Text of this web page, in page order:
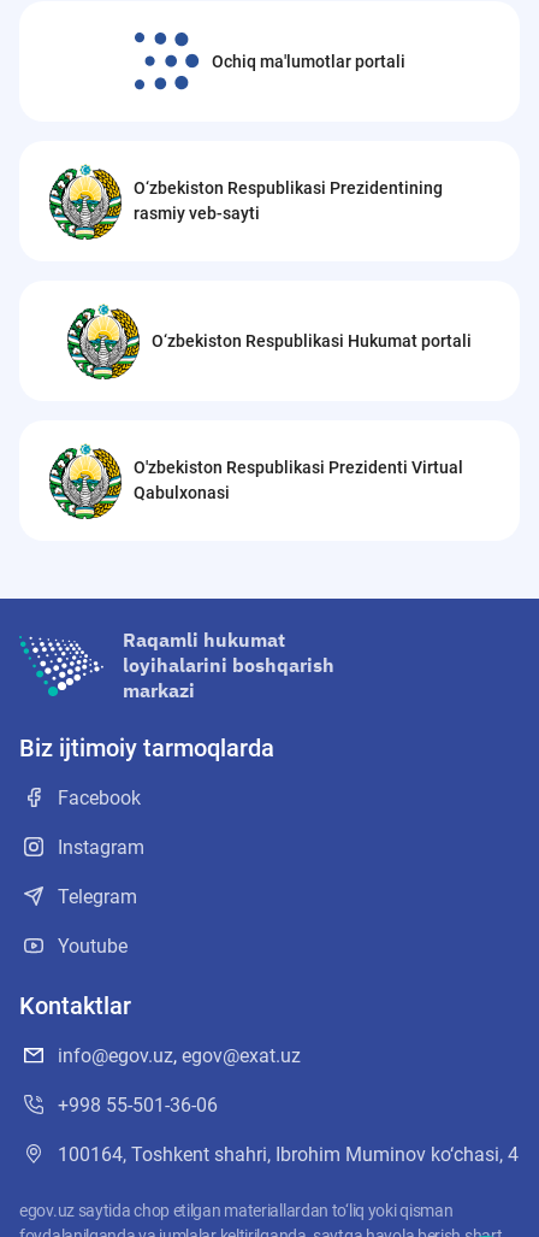
Ochiq ma'lumotlar portali
O‘zbekiston Respublikasi Prezidentining
rasmiy veb-sayti
O‘zbekiston Respublikasi Hukumat portali
O'zbekiston Respublikasi Prezidenti Virtual
Qabulxonasi
Raqamli hukumat
loyihalarini boshqarish
markazi
Biz ijtimoiy tarmoqlarda
Facebook
Instagram
Telegram
Youtube
Kontaktlar
info@egov.uz, egov@exat.uz
+998 55-501-36-06
100164, Toshkent shahri, Ibrohim Muminov ko‘chasi, 4
egov.uz saytida chop etilgan materiallardan to‘liq yoki qisman